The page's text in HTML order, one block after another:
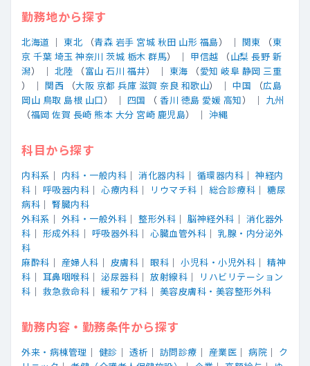
勤務地から探す
北海道 ｜ 東北 （青森 岩手 宮城 秋田 山形 福島） ｜ 関東 （東
京 千葉 埼玉 神奈川 茨城 栃木 群馬） ｜ 甲信越 （山梨 長野 新
潟） ｜ 北陸 （富山 石川 福井） ｜ 東海 （愛知 岐阜 静岡 三重
） ｜ 関西 （大阪 京都 兵庫 滋賀 奈良 和歌山） ｜ 中国 （広島
岡山 鳥取 島根 山口） ｜ 四国 （ 香川 徳島 愛媛 高知） ｜ 九州
（福岡 佐賀 長崎 熊本 大分 宮崎 鹿児島） ｜ 沖縄
科目から探す
内科系 ｜ 内科・一般内科 ｜ 消化器内科 ｜ 循環器内科 ｜ 神経内
科 ｜ 呼吸器内科 ｜ 心療内科 ｜ リウマチ科 ｜ 総合診療科 ｜ 糖尿
病科 ｜ 腎臓内科
外科系 ｜ 外科・一般外科 ｜ 整形外科 ｜ 脳神経外科 ｜ 消化器外
科 ｜ 形成外科 ｜ 呼吸器外科 ｜ 心臓血管外科 ｜ 乳腺・内分泌外
科
麻酔科 ｜ 産婦人科 ｜ 皮膚科 ｜ 眼科 ｜ 小児科・小児外科 ｜ 精神
科 ｜ 耳鼻咽喉科 ｜ 泌尿器科 ｜ 放射線科 ｜
リハビリテーション
科 ｜ 救急救命科 ｜ 緩和ケア科 ｜ 美容皮膚科・美容整形外科
勤務内容・勤務条件から探す
外来・病棟管理 ｜ 健診 ｜ 透析 ｜ 訪問診療 ｜ 産業医 ｜ 病院 ｜ ク